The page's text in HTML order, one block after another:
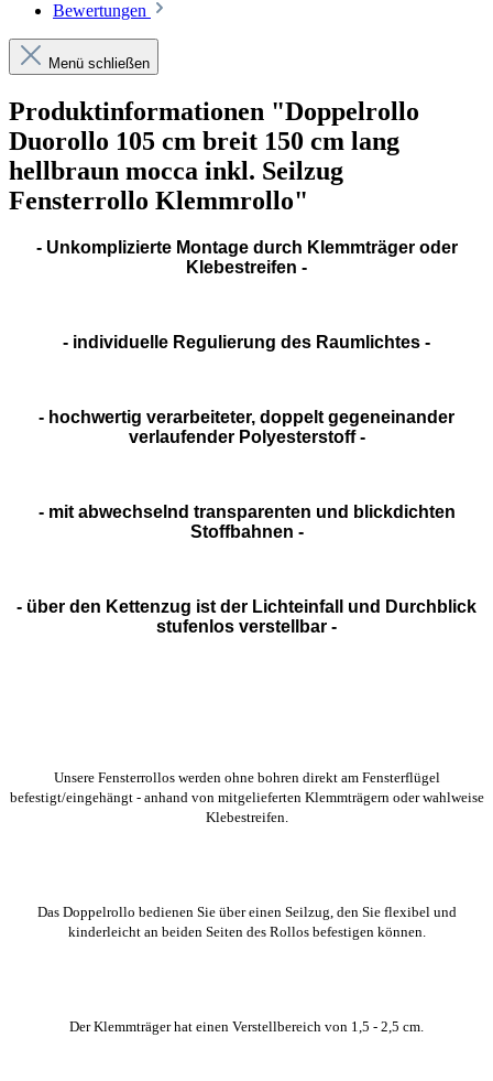
Bewertungen
Menü schließen
Produktinformationen "Doppelrollo
Duorollo 105 cm breit 150 cm lang
hellbraun mocca inkl. Seilzug
Fensterrollo Klemmrollo"
- Unkomplizierte Montage durch Klemmträger oder
Klebestreifen -
- individuelle Regulierung des Raumlichtes -
- hochwertig verarbeiteter, doppelt gegeneinander
verlaufender Polyesterstoff -
- mit abwechselnd transparenten und blickdichten
Stoffbahnen -
- über den Kettenzug ist der Lichteinfall und Durchblick
stufenlos verstellbar -
Unsere Fensterrollos werden ohne bohren direkt am Fensterflügel
befestigt/eingehängt - anhand von mitgelieferten Klemmträgern oder wahlweise
Klebestreifen.
Das Doppelrollo bedienen Sie über einen Seilzug, den Sie flexibel und
kinderleicht an beiden Seiten des Rollos befestigen können.
Der Klemmträger hat einen Verstellbereich von 1,5 - 2,5 cm.